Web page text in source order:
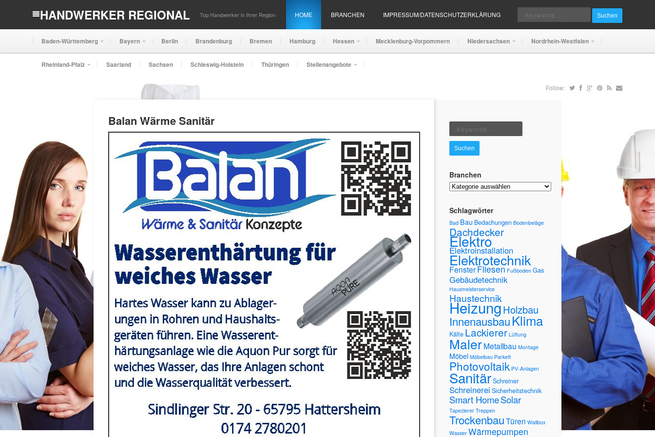
HANDWERKER REGIONAL Top Handwerker in Ihrer Region HOME BRANCHEN IMPRESSUM/DATENSCHUTZERKLÄRUNG Suchen
Baden-Württemberg Bayern Berlin Brandenburg Bremen Hamburg Hessen Mecklenburg-Vorpommern Niedersachsen Nordrhein-Westfalen
Rheinland-Pfalz Saarland Sachsen Schleswig-Holstein Thüringen Stellenangebote
Follow:
Balan Wärme Sanitär
Suchen
Branchen
Branchen
Schlagwörter
Bad Bau Bedachungen Bodenbeläge
Dachdecker
Elektro
Elektroinstallation
Elektrotechnik
FensterFliesen Fußboden Gas
Gebäudetechnik
Hausmeisterservice
Haustechnik
HeizungHolzbau
InnenausbauKlima
Kälte Lackierer Lüftung
MalerMetallbau Montage
Möbel Möbelbau Parkett
Photovoltaik PV-Anlagen
SanitärSchreiner
Schreinerei Sicherheitstechnik
Smart HomeSolar
Tapezierer Treppen
TrockenbauTüren Wallbox
Wasser Wärmepumpen